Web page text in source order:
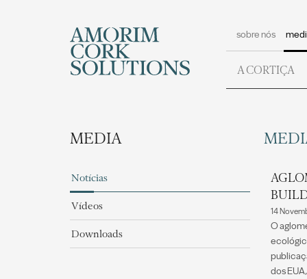
sobre nós
A CORTIÇA
MEDIA
Notícias
Vídeos
Downloads
14
O
dos